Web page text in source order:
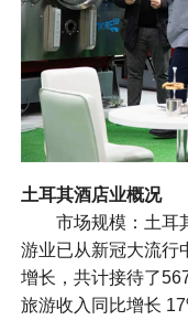
土耳其酒店业概况
市场规模：土耳其
游业已从新冠大流行
增长，共计接待了
旅游收入同比增长